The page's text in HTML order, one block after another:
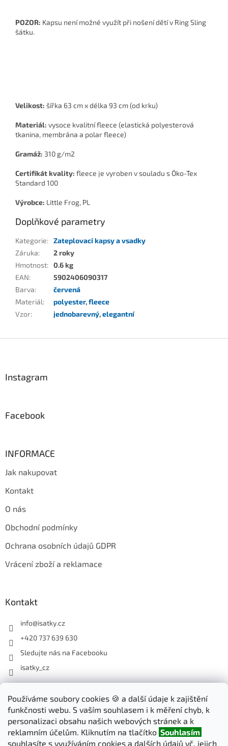
Používáme soubory cookies 🍪 a další údaje k zajištění
funkčnosti webu. S vaším souhlasem i k měření chyb, k
personalizaci obsahu našich webových stránek a k
reklamním účelům. Kliknutím na tlačítko Souhlasím
souhlasíte s využíváním cookies a dalších údajů vč. jejich
POZOR: Kapsu není možné využít při nošení dětí v Ring Sling
šátku.
Velikost: šířka 63 cm x délka 93 cm (od krku)
Materiál: vysoce kvalitní fleece (elastická polyesterová
tkanina, membrána a polar fleece)
Gramáž: 310 g/m2
Certifikát kvality: fleece je vyroben v souladu s Öko-Tex
Standard 100
Výrobce: Little Frog, PL
Doplňkové parametry
Kategorie: Zateplovací kapsy a vsadky
Záruka:
2 roky
Hmotnost: 0.6 kg
EAN:
5902406090317
Barva:
červená
Materiál: polyester,fleece
Vzor: jednobarevný,elegantní
Instagram
Facebook
INFORMACE
Jak nakupovat
Kontakt
O nás
Obchodní podmínky
Ochrana osobních údajů GDPR
Vrácení zboží a reklamace
Kontakt
info@isatky.cz
+420 737 639 630
Sledujte nás na Facebooku
isatky_cz
Odebírat newsletter
Vložte svůj e-mail a my vám budeme zasílat informace o nových
produktech na našem e-shopu.